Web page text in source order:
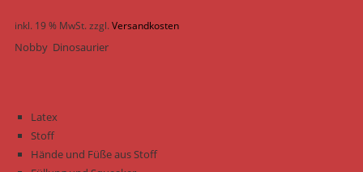
inkl. 19 % MwSt.zzgl.Versandkosten
Nobby Dinosaurier
Latex
Stoff
Hände und Füße aus Stoff